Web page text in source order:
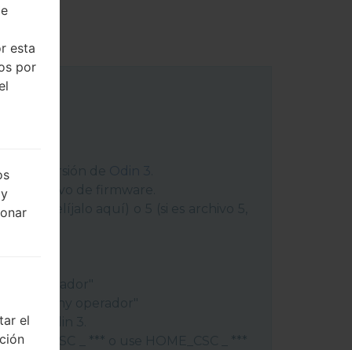
versión de
el archivo de firmware.
1, elíjalo aquí) o 5 (si es archivo 5,
y operador"
a Odin 3.
use CSC _ *** o use HOME_CSC _ ***
esta
por
el